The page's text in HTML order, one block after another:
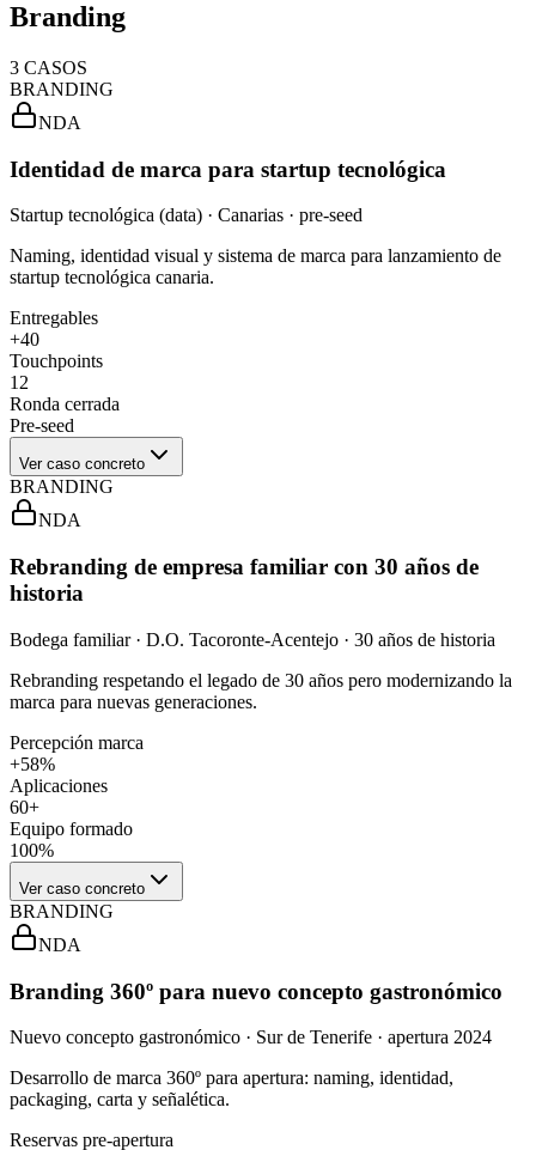
Branding
3 CASOS
BRANDING
NDA
Identidad de marca para startup tecnológica
Startup tecnológica (data) · Canarias · pre-seed
Naming, identidad visual y sistema de marca para lanzamiento de
startup tecnológica canaria.
Entregables
+40
Touchpoints
12
Ronda cerrada
Pre-seed
Ver caso concreto
BRANDING
NDA
Rebranding de empresa familiar con 30 años de
historia
Bodega familiar · D.O. Tacoronte-Acentejo · 30 años de historia
Rebranding respetando el legado de 30 años pero modernizando la
marca para nuevas generaciones.
Percepción marca
+58%
Aplicaciones
60+
Equipo formado
100%
Ver caso concreto
BRANDING
NDA
Branding 360º para nuevo concepto gastronómico
Nuevo concepto gastronómico · Sur de Tenerife · apertura 2024
Desarrollo de marca 360º para apertura: naming, identidad,
packaging, carta y señalética.
Reservas pre-apertura